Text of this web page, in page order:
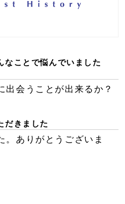
なことで悩んでいました
出会うことが出来るか？
だきました
。ありがとうございま